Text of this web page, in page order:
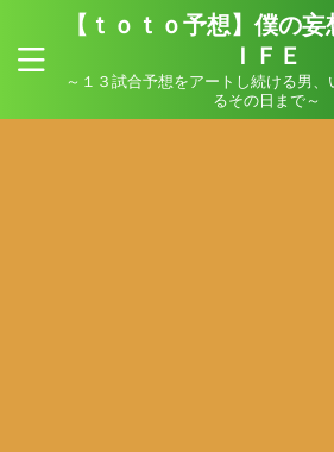
【ｔｏｔｏ予想】僕の
ＩＦＥ
～１３試合予想をアートし続ける男
るその日まで～